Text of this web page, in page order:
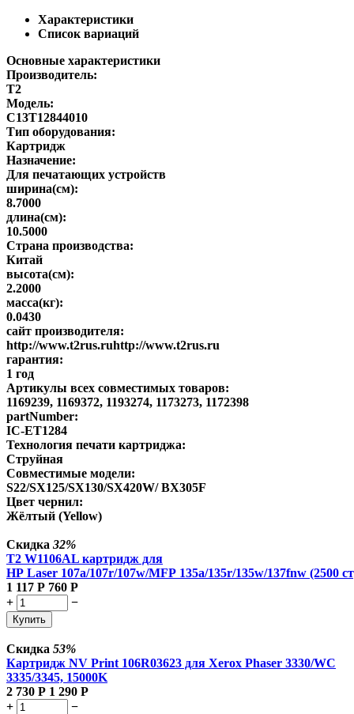
Характеристики
Список вариаций
Основные характеристики
Производитель:
T2
Модель:
C13T12844010
Тип оборудования:
Картридж
Назначение:
Для печатающих устройств
ширина(см):
8.7000
длина(см):
10.5000
Страна производства:
Китай
высота(см):
2.2000
масса(кг):
0.0430
сайт производителя:
http://www.t2rus.ruhttp://www.t2rus.ru
гарантия:
1 год
Артикулы всех совместимых товаров:
1169239, 1169372, 1193274, 1173273, 1172398
partNumber:
IC-ET1284
Технология печати картриджа:
Струйная
Совместимые модели:
S22/SX125/SX130/SX420W/ BX305F
Цвет чернил:
Жёлтый (Yellow)
Скидка 32%
T2 W1106AL картридж для
HP Laser 107a/107r/107w/MFP 135a/135r/135w/137fnw (2500
1 117 Р 760 Р
+
−
Купить
Скидка 53%
Картридж NV Print 106R03623 для Xerox Phaser 3330/WC
3335/3345, 15000K
2 730 Р 1 290 Р
+
−